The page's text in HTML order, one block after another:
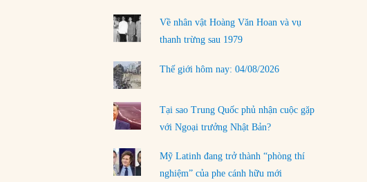
Về nhân vật Hoàng Văn Hoan và vụ
thanh trừng sau 1979
Thế giới hôm nay: 04/08/2026
Tại sao Trung Quốc phủ nhận cuộc gặp
với Ngoại trưởng Nhật Bản?
Mỹ Latinh đang trở thành “phòng thí
nghiệm” của phe cánh hữu mới